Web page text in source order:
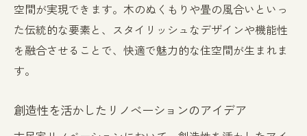
空間が実現できます。木のぬくもりや畳の風合いといっ
た伝統的な要素と、スタイリッシュなデザインや機能性
を融合させることで、快適で魅力的な住空間が生まれま
す。
創造性を活かしたリノベーションのアイデア